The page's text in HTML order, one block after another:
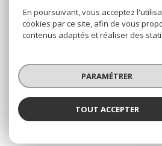
Six
Nos honoraires
Nos
En poursuivant, vous acceptez
cookies par ce site, afin de vous
contenus adaptés et réaliser des
PARAMÉTRER
TOUT ACCEPTER